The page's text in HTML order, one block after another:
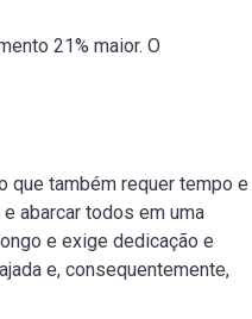
21% maior. O
que também requer tempo e
abarcar todos em uma
e exige dedicação e
e, consequentemente,